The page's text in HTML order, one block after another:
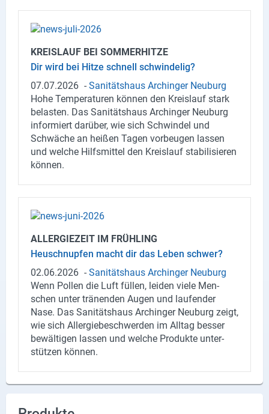
KREIS­LAUF BEI SOM­MER­HIT­ZE
Dir wird bei Hitze schnell schwin­de­lig?
07.07.2026 - Sa­ni­täts­haus Ar­chin­ger Neu­burg
Hohe Tem­pe­ra­tu­ren kön­nen den Kreis­lauf stark
be­las­ten. Das Sa­ni­täts­haus Ar­chin­ger Neu­burg
in­for­miert dar­über, wie sich Schwin­del und
Schwä­che an hei­ßen Tagen vor­beu­gen las­sen
und wel­che Hilfs­mit­tel den Kreis­lauf sta­bi­li­sie­ren
kön­nen.
ALL­ER­GIE­ZEIT IM FRÜH­LING
Heu­schnup­fen macht dir das Leben schwer?
02.06.2026 - Sa­ni­täts­haus Ar­chin­ger Neu­burg
Wenn Pol­len die Luft fül­len, lei­den viele Men­
schen unter trä­nen­den Augen und lau­fen­der
Nase. Das Sa­ni­täts­haus Ar­chin­ger Neu­burg zeigt,
wie sich All­er­gie­be­schwer­den im All­tag bes­ser
be­wäl­ti­gen las­sen und wel­che Pro­duk­te un­ter­
stüt­zen kön­nen.